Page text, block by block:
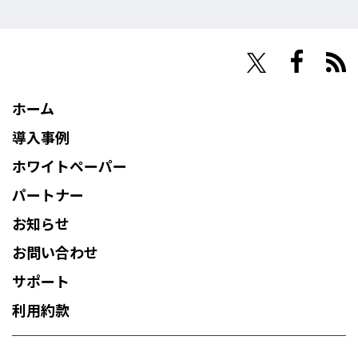
ホーム
導入事例
ホワイトペーパー
パートナー
お知らせ
お問い合わせ
サポート
利用約款